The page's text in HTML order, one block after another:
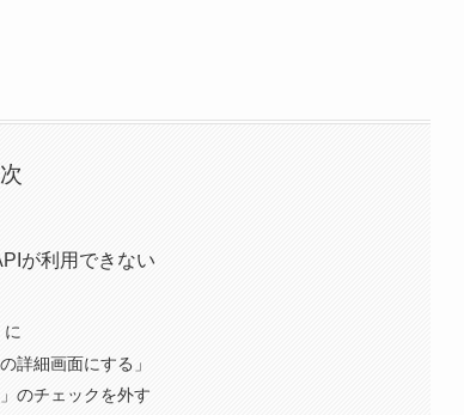
が利用できない
に
詳細画面にする」
のチェックを外す